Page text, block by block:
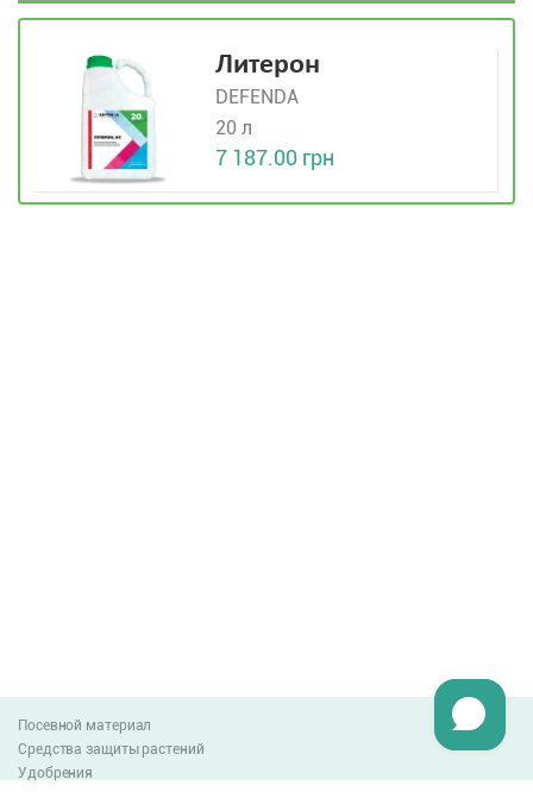
Литерон
DEFENDA
20 л
7 187.00 грн
Посевной материал
Средства защиты растений
Удобрения